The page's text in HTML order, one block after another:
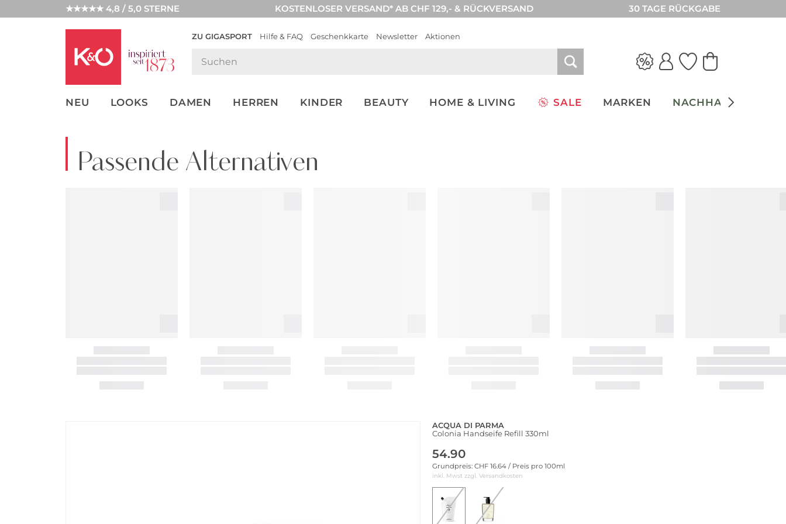
★★★★★ 4,8 / 5,0 STERNE KOSTENLOSER VERSAND* AB CHF 129,- & RÜCKVERSAND 30 TAGE RÜCKGABE
ZU GIGASPORT Hilfe & FAQ Geschenkkarte Newsletter Aktionen
NEU LOOKS DAMEN HERREN KINDER BEAUTY HOME & LIVING SALE MARKEN NACHHALTIGKEIT
NEW IN
WEDDING
Passende Alternativen
ACQUA DI PARMA
Colonia Handseife Refill 330ml
54.90
Grundpreis: CHF 16.64 / Preis pro 100ml
inkl. Mwst zzgl. Versandkosten